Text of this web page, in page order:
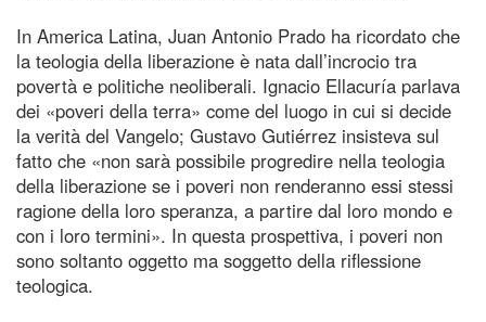
In America Latina, Juan Antonio Prado ha ricordato che
la teologia della liberazione è nata dall’incrocio tra
povertà e politiche neoliberali. Ignacio Ellacuría parlava
dei «poveri della terra» come del luogo in cui si decide
la verità del Vangelo; Gustavo Gutiérrez insisteva sul
fatto che «non sarà possibile progredire nella teologia
della liberazione se i poveri non renderanno essi stessi
ragione della loro speranza, a partire dal loro mondo e
con i loro termini». In questa prospettiva, i poveri non
sono soltanto oggetto ma soggetto della riflessione
teologica.